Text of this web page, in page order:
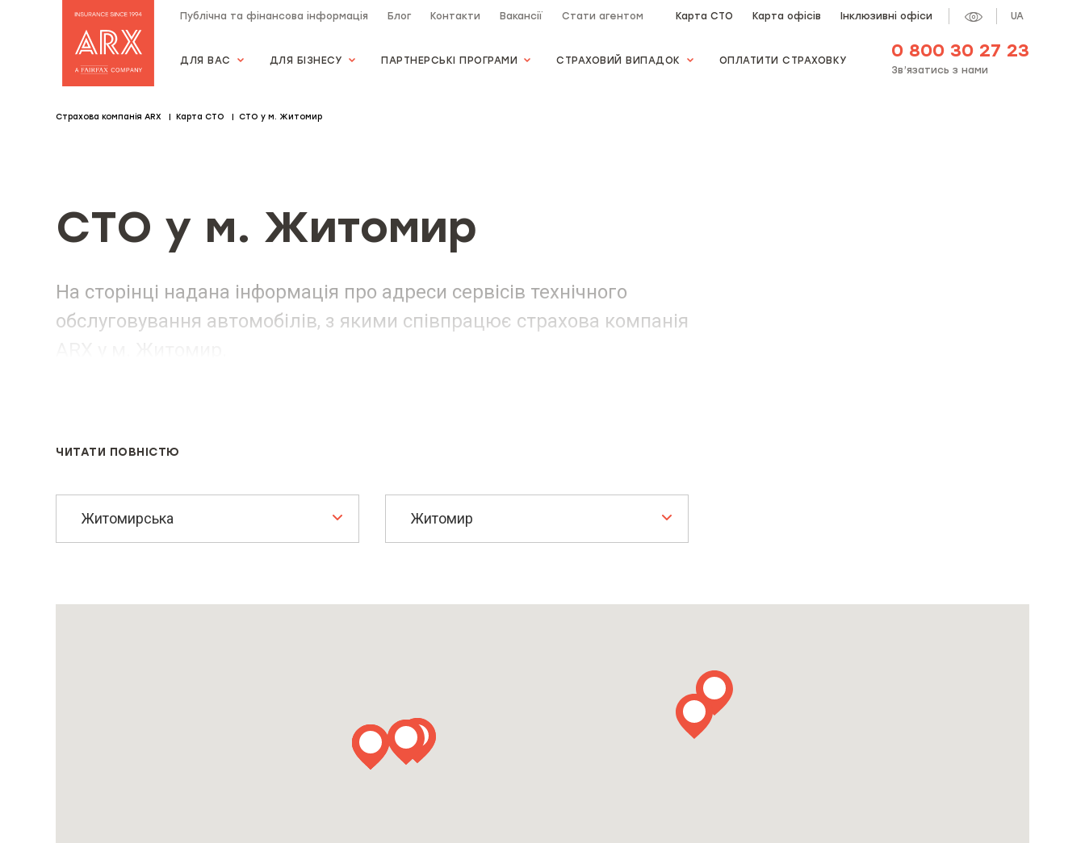
Публічна та фінансова інформація Блог Контакти Вакансії Стати агентом Карта СТО Карта офісів Інклюзивні офіси UA
ДЛЯ ВАС ДЛЯ БІЗНЕСУ ПАРТНЕРСЬКІ ПРОГРАМИ СТРАХОВИЙ ВИПАДОК ОПЛАТИТИ СТРАХОВКУ 0 800 30 27 23
Зв’язатись з нами
Страхова компанія ARX Карта СТО СТО у м. Житомир
СТО у м. Житомир
На сторінці надана інформація про адреси сервісів технічного
обслуговування автомобілів, з якими співпрацює страхова компанія
ЧИТАТИ ПОВНІСТЮ
Житомирська Житомир